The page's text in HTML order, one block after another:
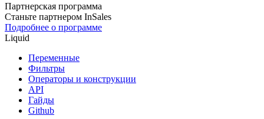
Партнерская программа
Станьте партнером InSales
Подробнее о программе
Liquid
Переменные
Фильтры
Операторы и конструкции
API
Гайды
Github